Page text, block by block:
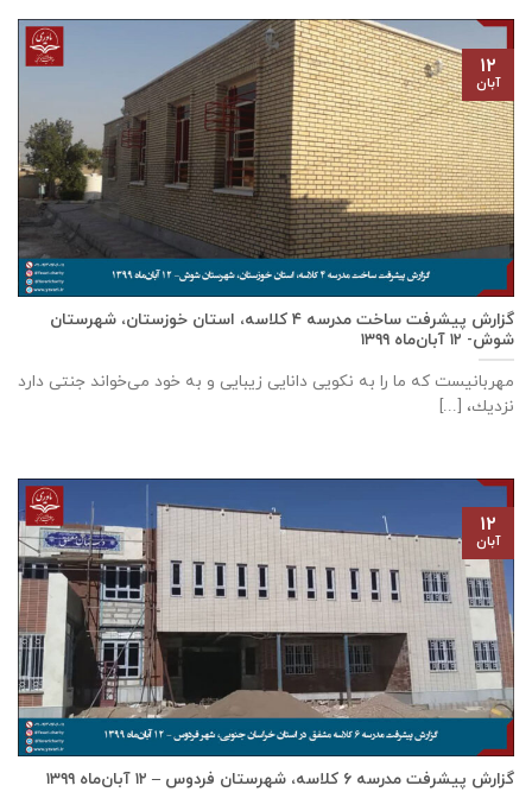
گزارش پیشرفت ساخت مدرسه ٤ كلاسه، استان خوزستان، شهرستان
شوش- ۱۲ آبان‌ماه ۱۳۹۹
مهربانيست كه ما را به نكويی دانايی زيبايی و به خود می‌خواند جنتی دارد
نزديك، [...]
۱۲
آبان
گزارش پیشرفت مدرسه ٦ كلاسه، شهرستان فردوس – ۱۲ آبان‌ماه ۱۳۹۹
۱۲
آبان